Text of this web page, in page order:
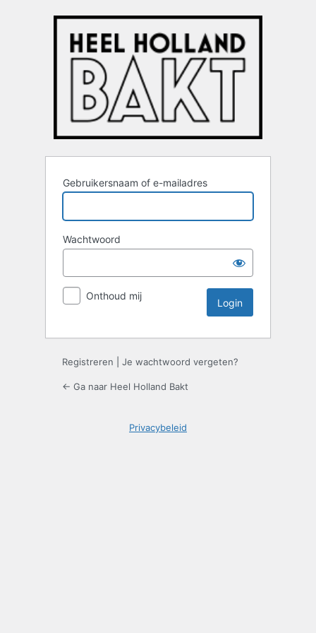
Gebruikersnaam of e-mailadres
Wachtwoord
Onthoud mij
Registreren Je wachtwoord vergeten?
← Ga naar Heel Holland Bakt
Privacybeleid